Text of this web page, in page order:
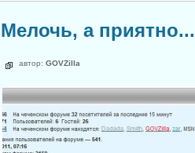
Мелочь, а
автор: GOVZilla